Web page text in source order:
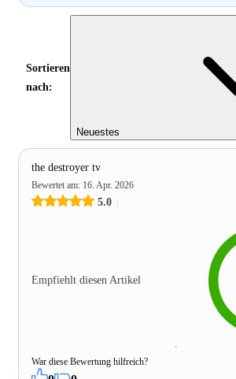
Sortieren
nach:
Neuestes
the destroyer tv
Bewertet am: 16. Apr. 2026
5.0
Empfiehlt diesen Artikel
War diese Bewertung hilfreich?